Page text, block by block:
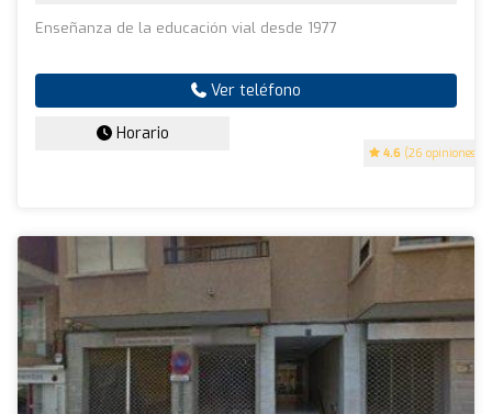
4.6 (26 opiniones)
Enseñanza de la educación vial desde 1977
Ver teléfono
Horario